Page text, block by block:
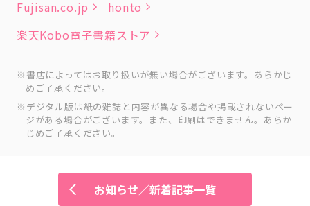
Fujisan.co.jp
honto
楽天Kobo電子書籍ストア
書店によってはお取り扱いが無い場合がございます。あらかじ
めご了承ください。
デジタル版は紙の雑誌と内容が異なる場合や掲載されないペー
ジがある場合がございます。また、印刷はできません。あらか
じめご了承ください。
お知らせ／新着記事一覧